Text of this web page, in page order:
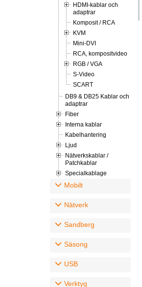
HDMI-kablar och
adaptrar
Komposit / RCA
KVM
Mini-DVI
RCA, kompositvideo
RGB / VGA
S-Video
SCART
DB9 & DB25 Kablar och
adaptrar
Fiber
Interna kablar
Kabelhantering
Ljud
Nätverkskablar /
Patchkablar
Specialkablage
Mobilt
Nätverk
Sandberg
Säsong
USB
Verktyg